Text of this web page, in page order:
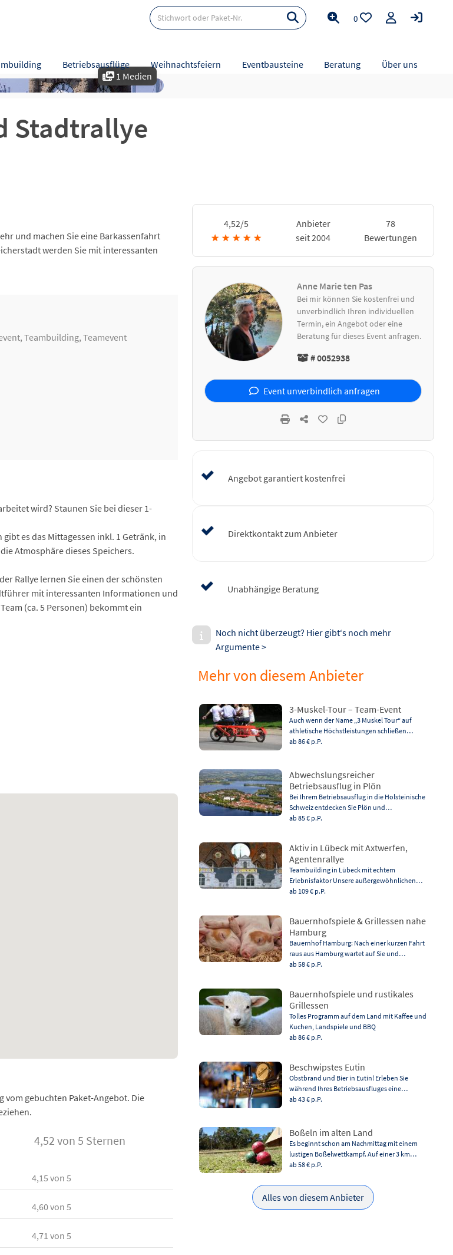
Betriebsausflüge Weihnachtsfeiern Eventbausteine Beratung Über uns
0
1 Medien
Stadtrallye
und machen Sie eine Barkassenfahrt
werden Sie mit interessanten
,Teambuilding, Teamevent
wird? Staunen Sie bei dieser 1-
es das Mittagessen inkl. 1 Getränk, in
Atmosphäre dieses Speichers.
Rallye lernen Sie einen der schönsten
mit interessanten Informationen und
(ca. 5 Personen) bekommt ein
vom gebuchten Paket-Angebot. Die
4,52 von 5 Sternen
4,15 von 5
4,60von 5
4,71 von 5
4,52/5
★ ★ ★ ★ ★
Anbieter
seit 2004
78
Bewertungen
Anne Marie ten Pas
Bei mir können Sie kostenfrei und
unverbindlich Ihren individuellen
Termin, ein Angebot oder eine
Beratung für dieses Event anfragen.
# 0052938
Event unverbindlich anfragen
Angebot garantiert kostenfrei
Direktkontakt zum Anbieter
Unabhängige Beratung
Noch nicht überzeugt? Hier gibt‘s noch mehr
Argumente >
Mehr von diesem Anbieter
3-Muskel-Tour – Team-Event
Auch wenn der Name „3 Muskel Tour“ auf
athletische Höchstleistungen schließen…
ab 86 € p.P.
Abwechslungsreicher
Betriebsausflug in Plön
Bei Ihrem Betriebsausflug in die Holsteinische
Schweiz entdecken Sie Plön und…
ab 85 € p.P.
Aktiv in Lübeck mit Axtwerfen,
Agentenrallye
Teambuilding in Lübeck mit echtem
Erlebnisfaktor Unsere außergewöhnlichen…
ab 109 € p.P.
Bauernhofspiele & Grillessen nahe
Hamburg
Bauernhof Hamburg: Nach einer kurzen Fahrt
raus aus Hamburg wartet auf Sie und…
ab 58 € p.P.
Bauernhofspiele und rustikales
Grillessen
Tolles Programm auf dem Land mit Kaffee und
Kuchen, Landspiele und BBQ
ab 86 € p.P.
Beschwipstes Eutin
Obstbrand und Bier in Eutin! Erleben Sie
während Ihres Betriebsausfluges eine…
ab 43 € p.P.
Boßeln im alten Land
Es beginnt schon am Nachmittag mit einem
lustigen Boßelwettkampf. Auf einer 3 km…
ab 58 € p.P.
Alles von diesem Anbieter